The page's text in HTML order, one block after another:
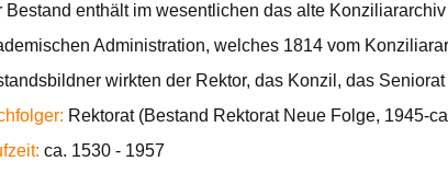
Bestand enthält im wesentlichen das alte
Administration, welches 1814 vom
wirkten der Rektor, das Konzil, das
Rektorat (Bestand Rektorat Neue Folge, 1945-
ca. 1530 - 1957